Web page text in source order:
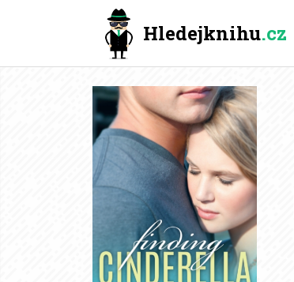
Hledejknihu.cz